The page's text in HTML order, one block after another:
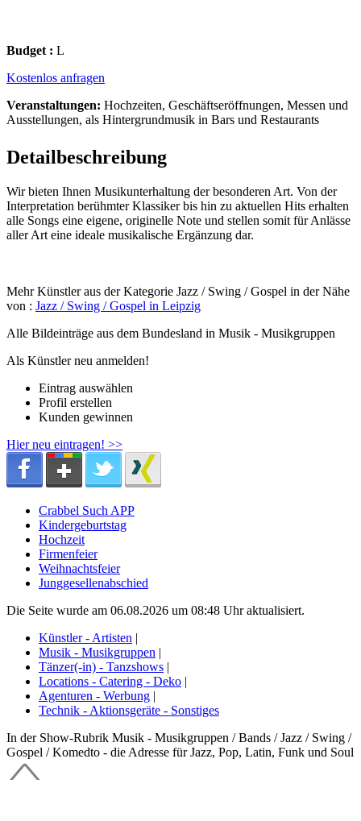
Budget : L
Kostenlos anfragen
Veranstaltungen: Hochzeiten, Geschäftseröffnungen, Messen und
Ausstellungen, als Hintergrundmusik in Bars und Restaurants
Detailbeschreibung
Wir bieten Ihnen Musikunterhaltung der besonderen Art. Von der
Interpretation berühmter Klassiker bis hin zu aktuellen Hits erhalten
alle Songs eine eigene, originelle Note und stellen somit für Anlässe
aller Art eine ideale musikalische Ergänzung dar.
Mehr Künstler aus der Kategorie Jazz / Swing / Gospel in der Nähe
von : Jazz / Swing / Gospel in Leipzig
Alle Bildeinträge aus dem Bundesland in Musik - Musikgruppen
Als Künstler neu anmelden!
Eintrag auswählen
Profil erstellen
Kunden gewinnen
Hier neu eintragen! >>
Crabbel Such APP
Kindergeburtstag
Hochzeit
Firmenfeier
Weihnachtsfeier
Junggesellenabschied
Die Seite wurde am 06.08.2026 um 08:48 Uhr aktualisiert.
Künstler - Artisten |
Musik - Musikgruppen |
Tänzer(-in) - Tanzshows |
Locations - Catering - Deko |
Agenturen - Werbung |
Technik - Aktionsgeräte - Sonstiges
In der Show-Rubrik Musik - Musikgruppen / Bands / Jazz / Swing /
Gospel / Komedto - die Adresse für Jazz, Pop, Latin, Funk und Soul